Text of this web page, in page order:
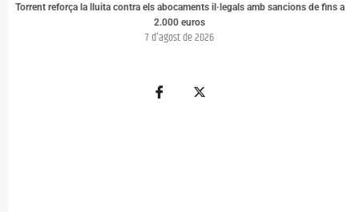
Torrent reforça la lluita contra els abocaments il·legals amb sancions de fins a
2.000 euros
7 d'agost de 2026